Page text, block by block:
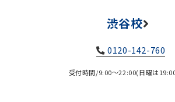
渋谷校
0120-142-760
受付時間/9:00～22:00(日曜は